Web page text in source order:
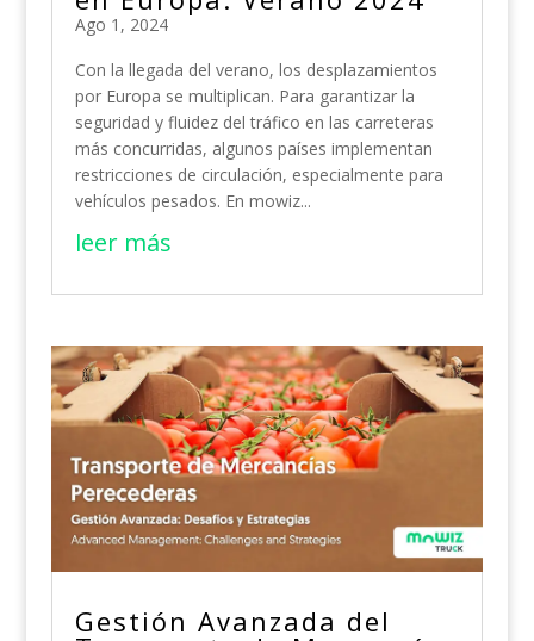
Ago 1, 2024
Con la llegada del verano, los desplazamientos
por Europa se multiplican. Para garantizar la
seguridad y fluidez del tráfico en las carreteras
más concurridas, algunos países implementan
restricciones de circulación, especialmente para
vehículos pesados. En mowiz...
leer más
Gestión Avanzada del